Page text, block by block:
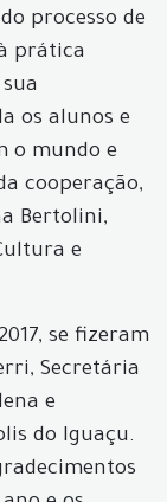
processo de
prática
os alunos e
o mundo e
cooperação,
Bertolini,
e
se fizeram
Secretária
e
do Iguaçu.